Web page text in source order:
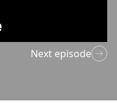
Next episode